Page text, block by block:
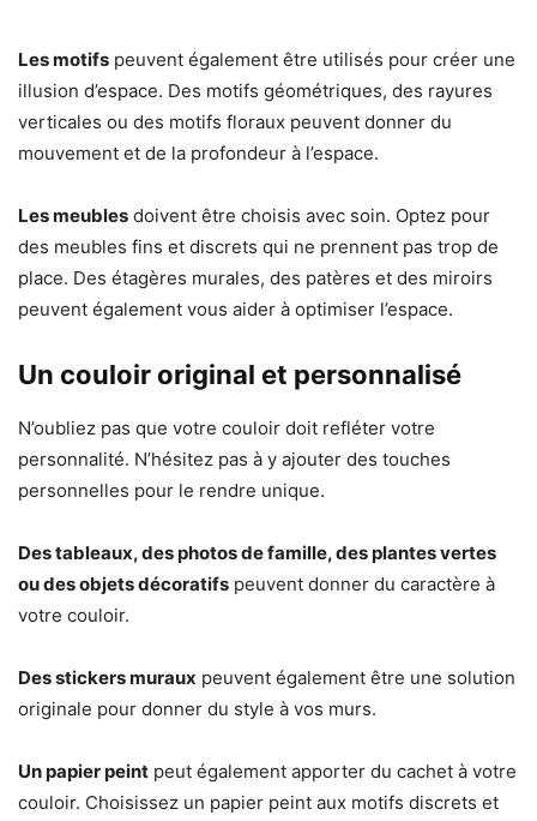
Les motifs peuvent également être utilisés pour créer une
illusion d’espace. Des motifs géométriques, des rayures
verticales ou des motifs floraux peuvent donner du
mouvement et de la profondeur à l’espace.
Les meubles doivent être choisis avec soin. Optez pour
des meubles fins et discrets qui ne prennent pas trop de
place. Des étagères murales, des patères et des miroirs
peuvent également vous aider à optimiser l’espace.
Un couloir original et personnalisé
N’oubliez pas que votre couloir doit refléter votre
personnalité. N’hésitez pas à y ajouter des touches
personnelles pour le rendre unique.
Des tableaux, des photos de famille, des plantes vertes
ou des objets décoratifs peuvent donner du caractère à
votre couloir.
Des stickers muraux peuvent également être une solution
originale pour donner du style à vos murs.
Un papier peint peut également apporter du cachet à votre
couloir. Choisissez un papier peint aux motifs discrets et